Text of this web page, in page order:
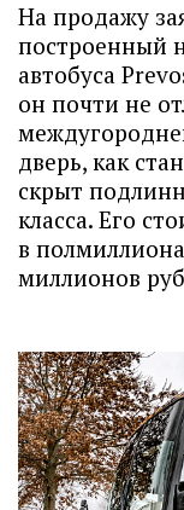
На продажу
построенный
автобуса
он почти не
дверь, как
скрыт
класса. Его
в
миллионов